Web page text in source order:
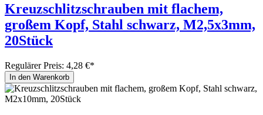
Kreuzschlitzschrauben mit flachem,
großem Kopf, Stahl schwarz, M2,5x3mm,
20Stück
Regulärer Preis: 4,28 €*
In den Warenkorb